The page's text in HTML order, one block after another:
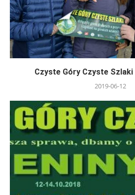
Czyste Góry Czyste Szlaki
2019-06-12